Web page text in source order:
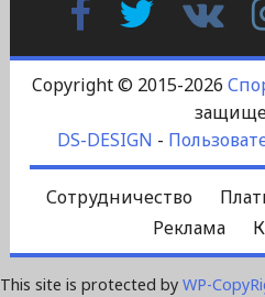
Copyright © 2015-2026
DS-DESIGN -
Сотрудничество
Реклама
This site is protected by WP-